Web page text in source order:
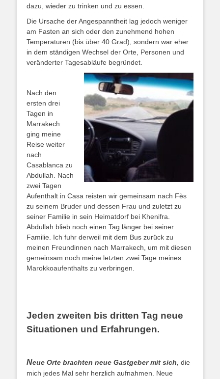
dazu, wieder zu trinken und zu essen.
Die Ursache der Angespanntheit lag jedoch weniger
am Fasten an sich oder den zunehmend hohen
Temperaturen (bis über 40 Grad), sondern war eher
in dem ständigen Wechsel der Orte, Personen und
veränderter Tagesabläufe begründet.
Nach den
ersten drei
Tagen in
Marrakech
ging meine
Reise weiter
nach
Casablanca zu
Abdullah. Nach
zwei Tagen
Aufenthalt in Casa reisten wir gemeinsam nach Fès
zu seinem Bruder und dessen Frau und zuletzt zu
seiner Familie in sein Heimatdorf bei Khenifra.
Abdullah blieb noch einen Tag länger bei seiner
Familie. Ich fuhr derweil mit dem Bus zurück zu
meinen Freundinnen nach Marrakech, um mit diesen
gemeinsam noch meine letzten zwei Tage meines
Marokkoaufenthalts zu verbringen.
Jeden zweiten bis dritten Tag neue
Situationen und Erfahrungen.
Neue Orte brachten neue Gastgeber mit sich die
mich jedes Mal sehr herzlich aufnahmen. Neue